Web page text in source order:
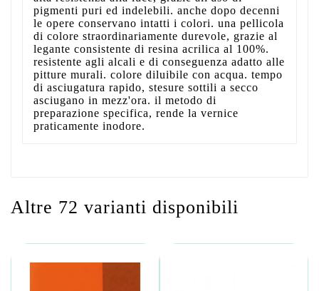
pigmenti puri ed indelebili. anche dopo decenni
le opere conservano intatti i colori. una pellicola
di colore straordinariamente durevole, grazie al
legante consistente di resina acrilica al 100%.
resistente agli alcali e di conseguenza adatto alle
pitture murali. colore diluibile con acqua. tempo
di asciugatura rapido, stesure sottili a secco
asciugano in mezz'ora. il metodo di
preparazione specifica, rende la vernice
praticamente inodore.
Altre 72 varianti disponibili